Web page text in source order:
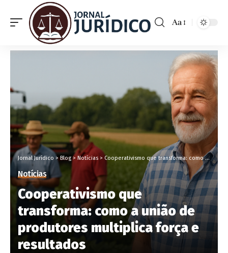
Aa
Jornal Jurídico >Blog> Notícias > Cooperativismo que transforma: como a união de produtores multiplica força e resultados
Notícias
Cooperativismo que
transforma: como a união de
produtores multiplica força e
resultados